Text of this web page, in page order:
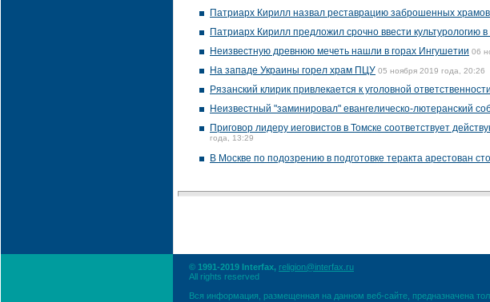
Патриарх Кирилл назвал реставрацию заброшенных
Патриарх Кирилл предложил срочно ввести культурологию
Неизвестную древнюю мечеть нашли в горах Ингушетии 06
На западе Украины горел храм ПЦУ 05 ноября 2019 года, 20:26
Рязанский клирик привлекается к уголовной
Неизвестный "заминировал" евангелическо-лютеранский
Приговор лидеру иеговистов в Томске соответствует
года, 13:29
В Москве по подозрению в подготовке теракта арестован
© 1991-2019 Interfax, religion@interfax.ru
All rights reserved
Вся информация, размещенная на данном веб-сайте, предназначена